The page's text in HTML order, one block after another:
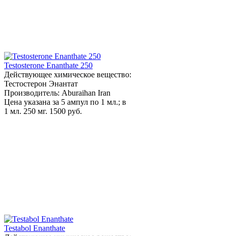
Testosterone Enanthate 250
Действующее химическое вещество:
Тестостерон Энантат
Производитель: Aburaihan Iran
Цена указана за 5 ампул по 1 мл.; в
1 мл. 250 мг. 1500 руб.
Testabol Enanthate